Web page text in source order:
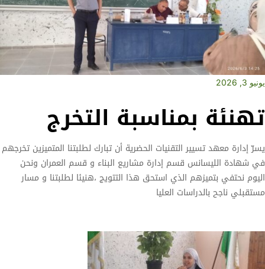
يونيو 3, 2026
تهنئة بمناسبة التخرج
يسرّ إدارة معهد تسيير التقنيات الحضرية أن تبارك لطلبتنا المتميزين تخرجهم
في شهادة الليسانس قسم إدارة مشاريع البناء و قسم العمران ونحن
اليوم نحتفي بتميزهم الذي استحق هذا التتويج ،هنيئا لطلبتنا و مسار
مستقبلي ناجح بالدراسات العليا